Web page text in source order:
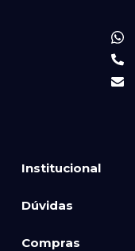
Institucional
Dúvidas
Compras